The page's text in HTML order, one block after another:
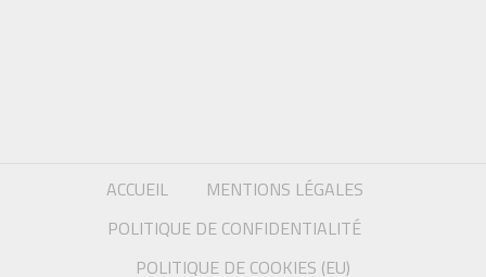
ACCUEIL
MENTIONS LÉGALES
POLITIQUE DE CONFIDENTIALITÉ
POLITIQUE DE COOKIES (EU)